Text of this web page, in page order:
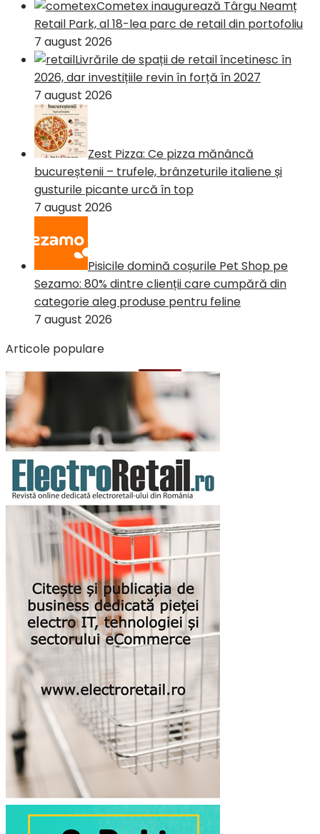
Cometex inaugurează Târgu Neamț
Retail Park, al 18-lea parc de retail din portofoliu
7 august 2026
Livrările de spații de retail încetinesc în
2026, dar investițiile revin în forță în 2027
7 august 2026
Zest Pizza: Ce pizza mănâncă
bucureștenii – trufele, brânzeturile italiene și
gusturile picante urcă în top
7 august 2026
Pisicile domină coșurile Pet Shop pe
Sezamo: 80% dintre clienții care cumpără din
categorie aleg produse pentru feline
7 august 2026
Articole populare